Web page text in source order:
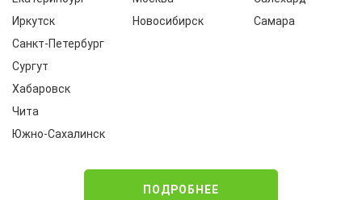
Иркутск
Новосибирск
Самара
Санкт-Петербург
Сургут
Хабаровск
Чита
Южно-Сахалинск
ПОДРОБНЕЕ